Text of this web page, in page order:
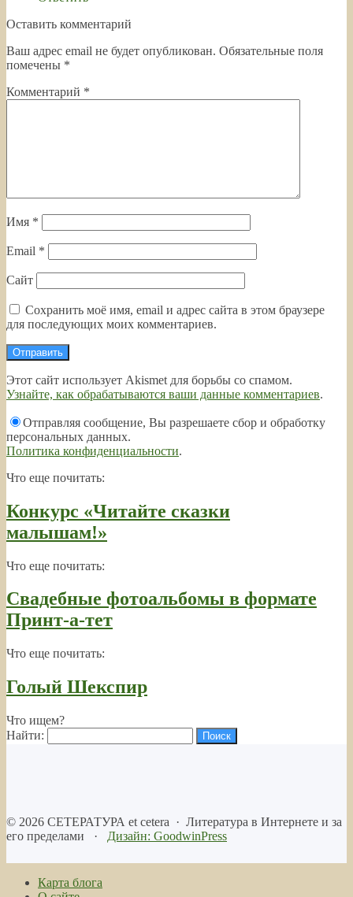
Оставить комментарий
Ваш адрес email не будет опубликован. Обязательные поля
помечены *
Комментарий *
Имя *
Email *
Сайт
Сохранить моё имя, email и адрес сайта в этом браузере
для последующих моих комментариев.
Этот сайт использует Akismet для борьбы со спамом.
Узнайте, как обрабатываются ваши данные комментариев.
Отправляя сообщение, Вы разрешаете сбор и обработку
персональных данных.
Политика конфиденциальности.
Что еще почитать:
Конкурс «Читайте сказки
малышам!»
Что еще почитать:
Свадебные фотоальбомы в формате
Принт-а-тет
Что еще почитать:
Голый Шекспир
Что ищем?
Найти:
© 2026 СЕТЕРАТУРА et cetera · Литература в Интернете и за
его пределами
· Дизайн: GoodwinPress
Карта блога